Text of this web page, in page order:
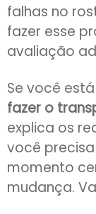
falhas no
fazer esse
avaliação
Se você
fazer o
explica os
você
momento
mudança.